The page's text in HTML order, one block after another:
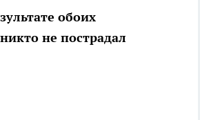
обоих
не пострадал